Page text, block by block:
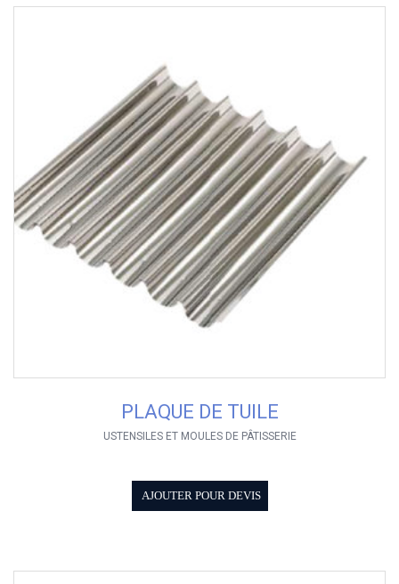
PLAQUE DE TUILE
USTENSILES ET MOULES DE PÂTISSERIE
AJOUTER POUR DEVIS